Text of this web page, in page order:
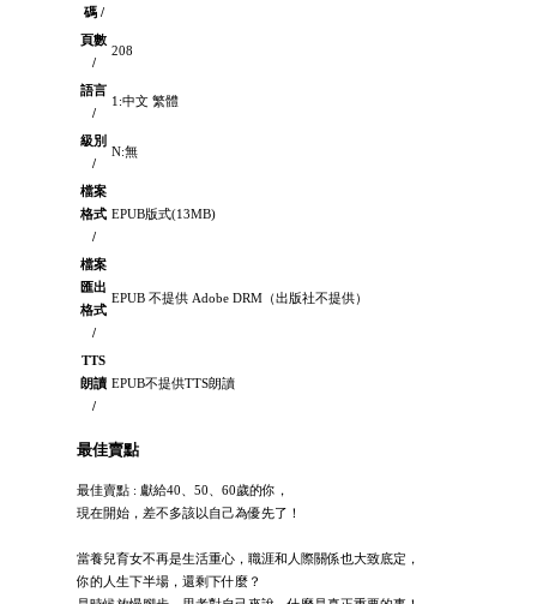
碼 /
頁數
/
208
語言
/
1:中文 繁體
級別
/
N:無
檔案
格式
/
EPUB版式(13MB)
檔案
匯出
格式
/
EPUB 不提供 Adobe DRM（出版社不提供）
TTS
朗讀
/
EPUB不提供TTS朗讀
最佳賣點
最佳賣點 : 獻給40、50、60歲的你，
現在開始，差不多該以自己為優先了！
當養兒育女不再是生活重心，職涯和人際關係也大致底定，
你的人生下半場，還剩下什麼？